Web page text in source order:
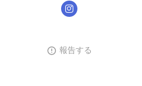
報告する